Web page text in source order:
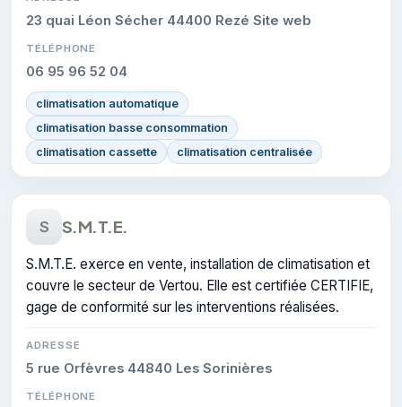
23 quai Léon Sécher 44400 Rezé Site web
TÉLÉPHONE
06 95 96 52 04
climatisation automatique
climatisation basse consommation
climatisation cassette
climatisation centralisée
S S.M.T.E.
S.M.T.E. exerce en vente, installation de climatisation et
couvre le secteur de Vertou. Elle est certifiée CERTIFIE,
gage de conformité sur les interventions réalisées.
ADRESSE
5 rue Orfèvres 44840 Les Sorinières
TÉLÉPHONE